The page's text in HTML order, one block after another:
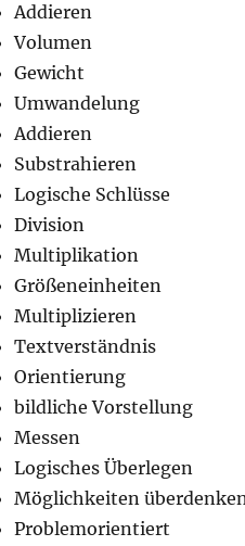
Addieren
Volumen
Gewicht
Umwandelung
Addieren
Substrahieren
Logische Schlüsse
Division
Multiplikation
Größeneinheiten
Multiplizieren
Textverständnis
Orientierung
bildliche Vorstellung
Messen
Logisches Überlegen
Möglichkeiten
Problemorientiert